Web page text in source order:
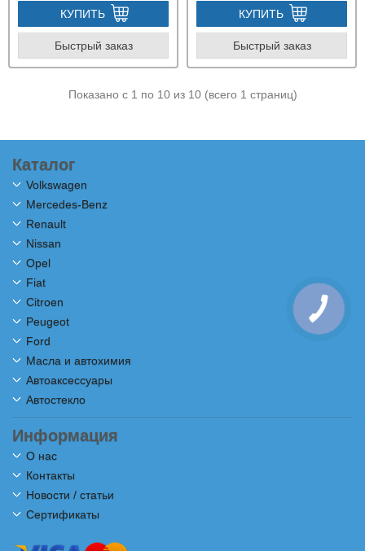
КУПИТЬ
Быстрый заказ
КУПИТЬ
Быстрый заказ
Показано с 1 по 10 из 10 (всего 1 страниц)
Каталог
Volkswagen
Mercedes-Benz
Renault
Nissan
Opel
Fiat
Citroen
Peugeot
Ford
Масла и автохимия
Автоаксессуары
Автостекло
Информация
О нас
Контакты
Новости / статьи
Сертификаты